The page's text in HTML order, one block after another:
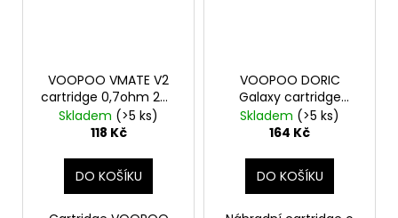
VOOPOO VMATE V2
cartridge 0,7ohm 2ml
2Pack
Skladem (>5 ks)
118 Kč
DO KOŠÍKU
VOOPOO DORIC
Galaxy cartridge
0,7ohm 2ml 2Pack
Skladem (>5 ks)
164 Kč
DO KOŠÍKU